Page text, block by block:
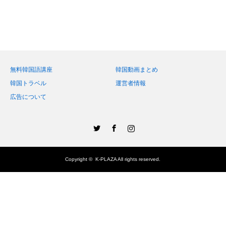
無料韓国語講座
韓国動画まとめ
韓国トラベル
運営者情報
広告について
Copyright ©K-PLAZAAll rights reserved.